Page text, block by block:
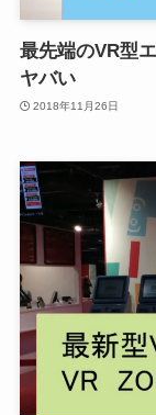
最先端のVR型
ヤバい
2018年11月26日